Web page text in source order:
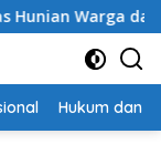
dan Serap
Hukum dan